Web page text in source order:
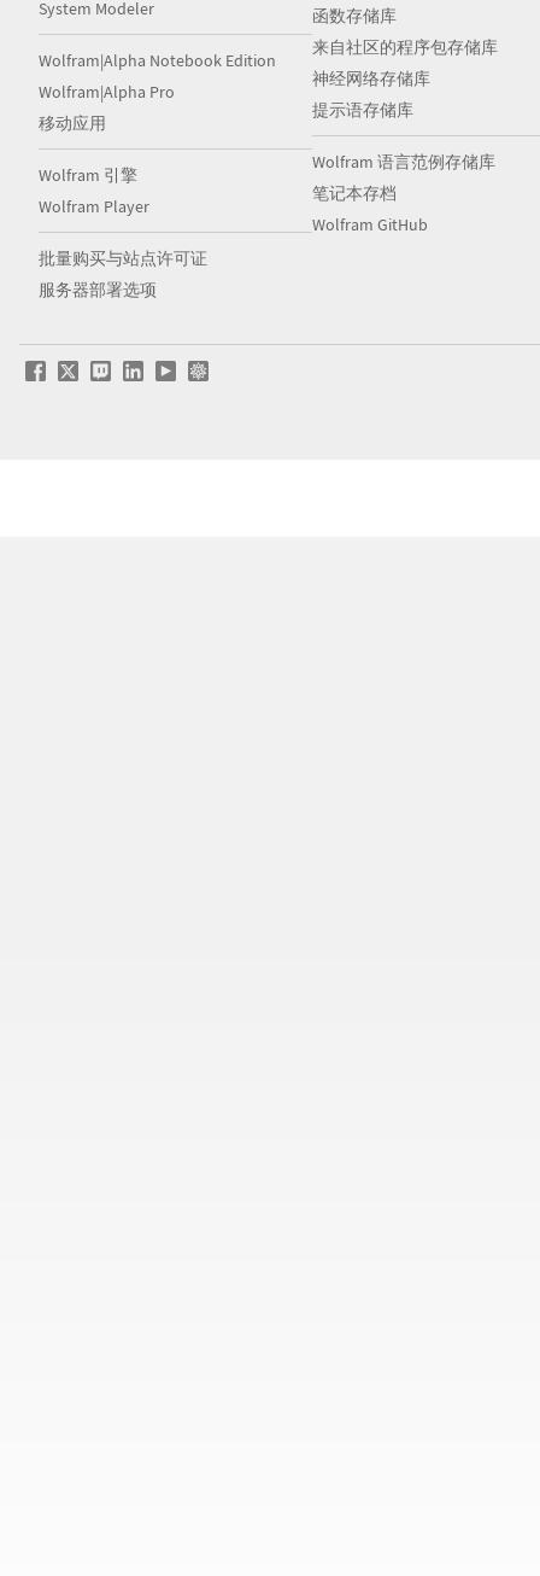
System Modeler
Wolfram|Alpha Notebook Edition
Wolfram|Alpha Pro
移动应用
Wolfram 引擎
Wolfram Player
批量购买与站点许可证
服务器部署选项
函数存储库
来自社区的程序包存储库
神经网络存储库
提示语存储库
Wolfram 语言范例存储库
笔记本存档
Wolfram GitHub